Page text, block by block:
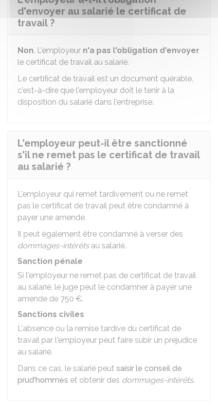
d'envoyer au salarié le certificat de
travail ?
Non. L'employeur n'a pas l'obligation d'envoyer
le certificat de travail au salarié.
Le certificat de travail est un document quérable,
c'est-à-dire que l'employeur doit le tenir à la
disposition du salarié dans l'entreprise.
L'employeur peut-il être sanctionné
s'il ne remet pas le certificat de travail
au salarié ?
L'employeur qui remet tardivement ou ne remet
pas le certificat de travail peut être condamné à
payer une amende.
Il peut également être condamné à verser des
dommages-intérêtsau salarié.
Sanction pénale
Si l'employeur ne remet pas de certificat de travail
au salarié, le juge peut le condamner à payer une
amende de 750 €.
Sanctions civiles
L'absence ou la remise tardive du certificat de
travail par l'employeur peut faire subir un préjudice
au salarié.
Dans ce cas, le salarié peut saisir le conseil de
prud'hommes et obtenir des dommages-intérêts.